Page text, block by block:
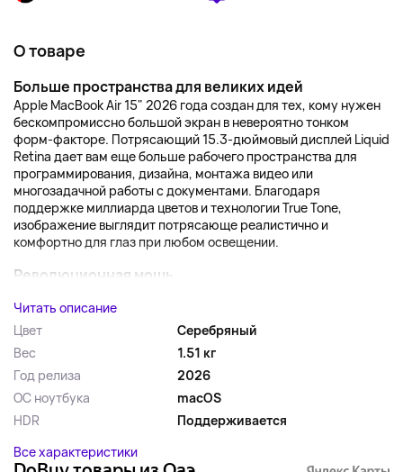
О товаре
Больше пространства для великих идей
Apple MacBook Air 15" 2026 года создан для тех, кому нужен
бескомпромиссно большой экран в невероятно тонком
форм-факторе. Потрясающий 15.3-дюймовый дисплей Liquid
Retina дает вам еще больше рабочего пространства для
программирования, дизайна, монтажа видео или
многозадачной работы с документами. Благодаря
поддержке миллиарда цветов и технологии True Tone,
изображение выглядит потрясающе реалистично и
комфортно для глаз при любом освещении.
Революционная мощь...
Читать описание
Цвет
Серебряный
Вес
1.51 кг
Год релиза
2026
ОС ноутбука
macOS
HDR
Поддерживается
Все характеристики